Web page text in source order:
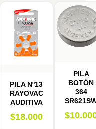
PILA Nº13
RAYOVAC
AUDITIVA
$18.000
PILA
BOTÓN
364
$